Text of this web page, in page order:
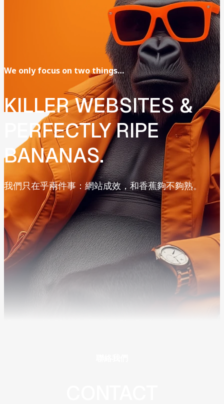
We only focus on twothings…
KILLERWEBSITES &
PERFECTLYRIPE
BANANAS.
我們只在乎兩件事：網站成效，和香蕉夠不夠熟。